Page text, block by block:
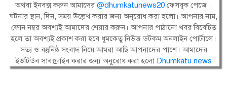
অথবা ইনবক্স করুন আমাদের@dhumkatunews20 ফেসবুক পেজে ।
ঘটনার স্থান, দিন, সময় উল্লেখ করার জন্য অনুরোধ করা হলো। আপনার নাম,
ফোন নম্বর অবশ্যই আমাদের শেয়ার করুন। আপনার পাঠানো খবর বিবেচিত
হলে তা অবশ্যই প্রকাশ করা হবে ধূমকেতু নিউজ ডটকম অনলাইন পোর্টালে।
সত্য ও বস্তুনিষ্ঠ সংবাদ নিয়ে আমরা আছি আপনাদের পাশে। আমাদের
ইউটিউব সাবস্ক্রাইব করার জন্য অনুরোধ করা হলো Dhumkatu news